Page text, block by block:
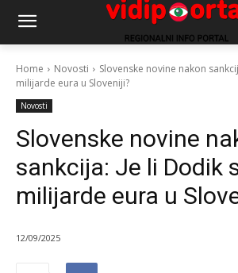
Home Novosti
Slovenske novine nakon
milijarde eura u Sloveniji?
Novosti
Slovenske novine
sankcija: Je li Dodik
milijarde eura u
12/09/2025